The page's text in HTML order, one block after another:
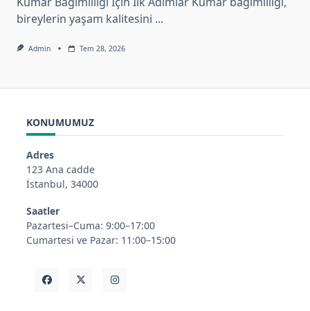
bireylerin yaşam kalitesini ...
Admin Tem 28, 2026
KONUMUMUZ
Adres
123 Ana cadde
İstanbul, 34000
Saatler
Pazartesi–Cuma: 9:00–17:00
Cumartesi ve Pazar: 11:00–15:00